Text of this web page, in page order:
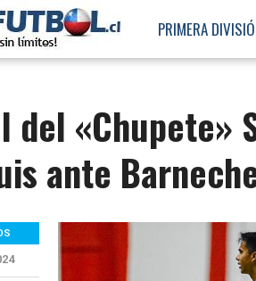
PRIMERA
del «Chupete»
ante